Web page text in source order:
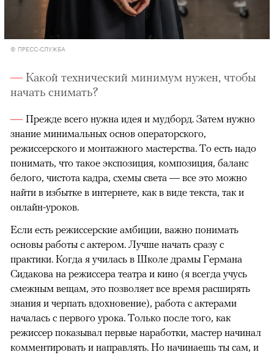
© ПРЕСС-СЛУЖБА
Какой технический минимум нужен, чтобы
начать снимать?
Прежде всего нужна идея и мудборд. Затем нужно
знание минимальных основ операторского,
режиссерского и монтажного мастерства. То есть надо
понимать, что такое экспозиция, композиция, баланс
белого, чистота кадра, схемы света — все это можно
найти в избытке в интернете, как в виде текста, так и
онлайн-уроков.
Если есть режиссерские амбиции, важно понимать
основы работы с актером. Лучше начать сразу с
практики. Когда я училась в Школе драмы Германа
Сидакова на режиссера театра и кино (я всегда учусь
смежным вещам, это позволяет все время расширять
знания и черпать вдохновение), работа с актерами
началась с первого урока. Только после того, как
режиссер показывал первые наработки, мастер начинал
комментировать и направлять. Но начинаешь ты сам, и